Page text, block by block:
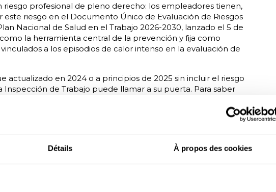
Détails À propos des cookies
riesgo profesional de pleno derecho: los empleadores tienen,
riesgo en el Documento Único de Evaluación de Riesgos
Nacional de Salud en el Trabajo 2026-2030, lanzado el 5 de
la herramienta central de la prevención y fija como
a los episodios de calor intenso en la evaluación de
actualizado en 2024 o a principios de 2025 sin incluir el riesgo
Inspección de Trabajo puede llamar a su puerta. Para saber
en función de los umbrales de vigilancia de Météo-France:
días que representa un riesgo para la salud), alerta naranja
por su duración, intensidad y amplitud geográfica).